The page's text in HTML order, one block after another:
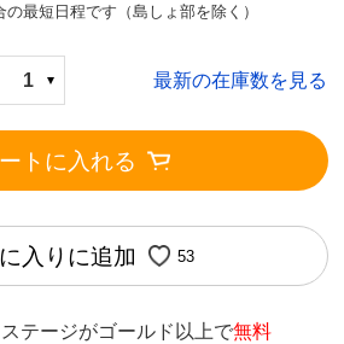
最短日程です（島しょ部を除く）
1 最新の在庫数を見る
トに入れる
入りに追加 53
ステージがゴールド以上で無料